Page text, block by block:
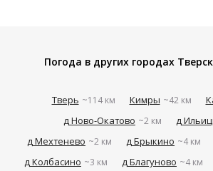
Погода в других городах
Тверь ~114 км Кимры ~42 км
д Ново-Окатово ~2 км д
д Мехтенево ~2 км д Брыкино ~4 км
д Колбасино ~3 км д Благуново ~4 км